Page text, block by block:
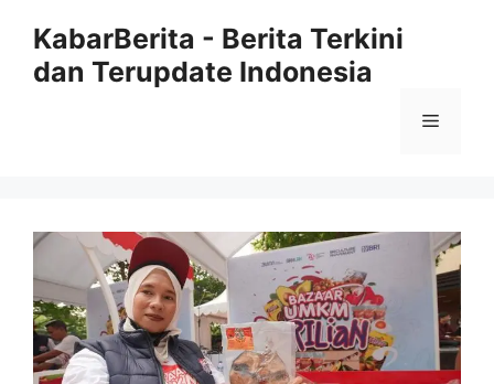
KabarBerita - Berita Terkini
dan Terupdate Indonesia
Menu